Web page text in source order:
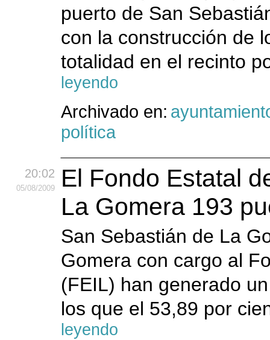
puerto de San
con la construcción de
totalidad en el recinto
leyendo
Archivado en:
política
20:02
05/08/2009
El Fondo Estatal
La Gomera 193
San Sebastián de La
Gomera con cargo al
(FEIL) han generado
los que el 53,89 por
leyendo